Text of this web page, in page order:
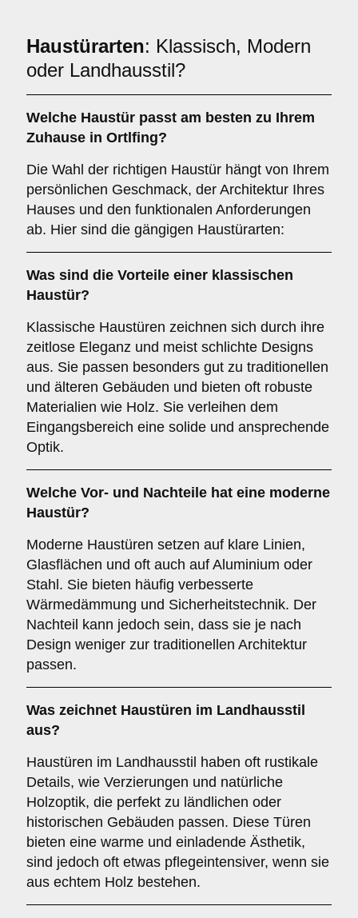
Haustürarten: Klassisch, Modern
oder Landhausstil?
Welche Haustür passt am besten zu Ihrem
Zuhause in Ortlfing?
Die Wahl der richtigen Haustür hängt von Ihrem
persönlichen Geschmack, der Architektur Ihres
Hauses und den funktionalen Anforderungen
ab. Hier sind die gängigen Haustürarten:
Was sind die Vorteile einer klassischen
Haustür?
Klassische Haustüren zeichnen sich durch ihre
zeitlose Eleganz und meist schlichte Designs
aus. Sie passen besonders gut zu traditionellen
und älteren Gebäuden und bieten oft robuste
Materialien wie Holz. Sie verleihen dem
Eingangsbereich eine solide und ansprechende
Optik.
Welche Vor- und Nachteile hat eine moderne
Haustür?
Moderne Haustüren setzen auf klare Linien,
Glasflächen und oft auch auf Aluminium oder
Stahl. Sie bieten häufig verbesserte
Wärmedämmung und Sicherheitstechnik. Der
Nachteil kann jedoch sein, dass sie je nach
Design weniger zur traditionellen Architektur
passen.
Was zeichnet Haustüren im Landhausstil
aus?
Haustüren im Landhausstil haben oft rustikale
Details, wie Verzierungen und natürliche
Holzoptik, die perfekt zu ländlichen oder
historischen Gebäuden passen. Diese Türen
bieten eine warme und einladende Ästhetik,
sind jedoch oft etwas pflegeintensiver, wenn sie
aus echtem Holz bestehen.